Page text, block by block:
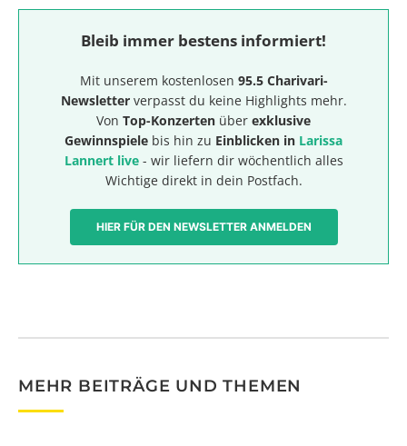
Bleib immer bestens informiert!
Mit unserem kostenlosen 95.5 Charivari-
Newsletterverpasst du keine Highlights mehr.
Von Top-Konzerten über exklusive
Gewinnspiele bis hin zu Einblicken in Larissa
Lannert live- wir liefern dir wöchentlich alles
Wichtige direkt in dein Postfach.
HIER FÜR DEN NEWSLETTER ANMELDEN
MEHR BEITRÄGE UND THEMEN